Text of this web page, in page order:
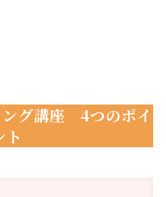
グ講座 4つのポイ
ト